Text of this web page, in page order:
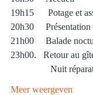
19h15      Potage et
20h30
21h00     Balade
23h00.   Retour au
Nuit
Meer weergeven